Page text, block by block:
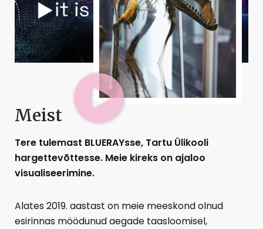
Meist
Tere tulemast BLUERAYsse, Tartu Ülikooli
hargettevõttesse. Meie kireks on ajaloo
visualiseerimine.
Alates 2019. aastast on meie meeskond olnud
esirinnas möödunud aegade taasloomisel,